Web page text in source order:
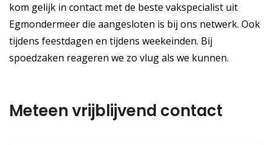
kom gelijk in contact met de beste vakspecialist uit
Egmondermeer die aangesloten is bij ons netwerk. Ook
tijdens feestdagen en tijdens weekeinden. Bij
spoedzaken reageren we zo vlug als we kunnen.
Meteen vrijblijvend contact